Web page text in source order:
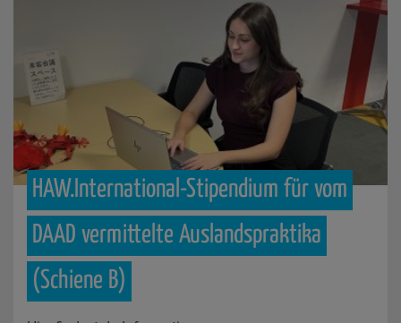
HAW.International-Stipendium für vom
DAAD vermittelte Auslandspraktika
(Schiene B)